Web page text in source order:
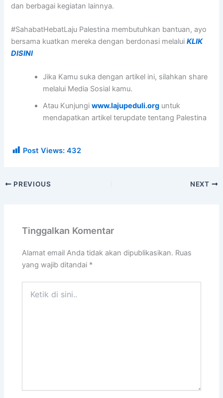
dan berbagai kegiatan lainnya.
#SahabatHebatLaju Palestina membutuhkan bantuan, ayo
bersama kuatkan mereka dengan berdonasi melaluiKLIK
DISINI
Jika Kamu suka dengan artikel ini, silahkan share
melalui Media Sosial kamu.
Atau Kunjungiwww.lajupeduli.org untuk
mendapatkan artikel terupdate tentang Palestina
Post Views: 432
PREVIOUS NEXT
Tinggalkan Komentar
Alamat email Anda tidak akan dipublikasikan. Ruas
yang wajib ditandai *